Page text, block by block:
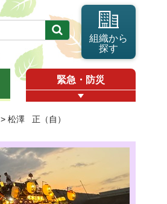
組織から
探す
緊急・防災
> 松澤 正（自）